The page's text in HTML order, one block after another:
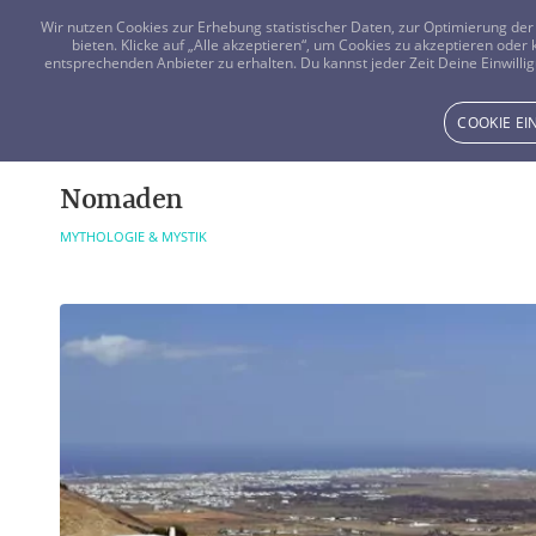
Nomaden
MYTHOLOGIE & MYSTIK
Wir nutzen Cookies zur Erhebung statistischer Daten, zur Optimierung
bieten. Klicke auf „Alle akzeptieren“, um Cookies zu akzeptieren
entsprechenden Anbieter zu erhalten. Du kannst jeder Zeit Deine
COOKIE